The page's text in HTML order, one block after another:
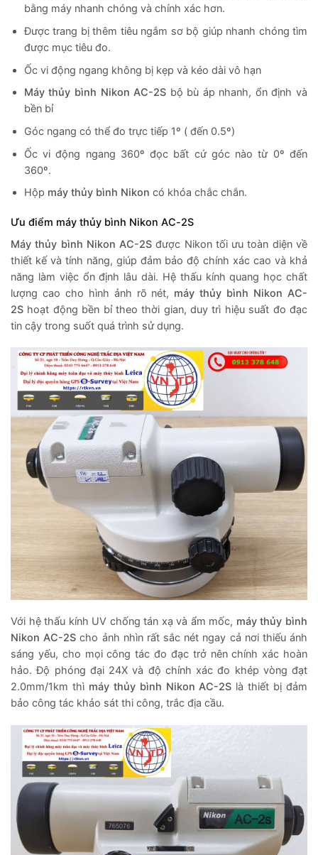
bằng máy nhanh chóng và chính xác hơn.
Được trang bị thêm tiêu ngắm sơ bộ giúp nhanh chóng tìm
được mục tiêu đo.
Ốc vi động ngang không bị kẹp và kéo dài vô hạn
Máy thủy bình Nikon AC-2S bộ bù áp nhanh, ổn định và
bền bỉ
Góc ngang có thể đo trực tiếp 1º ( đến 0.5º)
Ốc vi động ngang 360º đọc bất cứ góc nào từ 0º đến
360º.
Hộp máy thủy bình Nikon có khóa chắc chắn.
Ưu điểm máy thủy bình Nikon AC-2S
Máy thủy bình Nikon AC-2S được Nikon tối ưu toàn diện về
thiết kế và tính năng, giúp đảm bảo độ chính xác cao và khả
năng làm việc ổn định lâu dài. Hệ thấu kính quang học chất
lượng cao cho hình ảnh rõ nét, máy thủy bình Nikon AC-
2S hoạt động bền bỉ theo thời gian, duy trì hiệu suất đo đạc
tin cậy trong suốt quá trình sử dụng.
Với hệ thấu kính UV chống tán xạ và ẩm mốc, máy thủy bình
Nikon AC-2S cho ảnh nhìn rất sắc nét ngay cả nơi thiếu ánh
sáng yếu, cho mọi công tác đo đạc trở nên chính xác hoàn
hảo.Độ phóng đại 24X và độ chính xác đo khép vòng đạt
2.0mm/1km thì máy thủy bình Nikon AC-2S là thiết bị đảm
bảo công tác khảo sát thi công, trắc địa cầu.